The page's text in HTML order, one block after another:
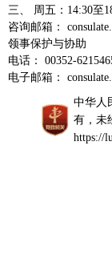
三、 周五：14:30至
咨询邮箱：
领事保护与协助
电话： 00352-
电子邮箱：
中华人
有，未
https://